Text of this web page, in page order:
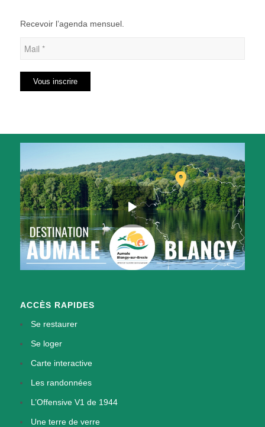
Recevoir l’agenda mensuel.
ACCÈS RAPIDES
Se restaurer
Se loger
Carte interactive
Les randonnées
L’Offensive V1 de 1944
Une terre de verre